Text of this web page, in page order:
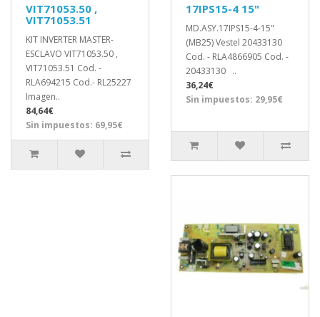
VIT71053.50 ,
VIT71053.51
KIT INVERTER MASTER-
ESCLAVO VIT71053.50 ,
VIT71053.51 Cod. -
RLA694215 Cod.- RL25227
Imagen..
84,64€
Sin impuestos: 69,95€
17IPS15-4 15"
MD.ASY.17IPS15-4-15"
(MB25) Vestel 20433130
Cod. - RLA4866905 Cod. -
20433130 ..
36,24€
Sin impuestos: 29,95€